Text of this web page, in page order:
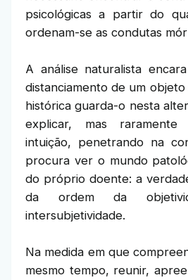
psicológicas a partir do
ordenam-se as condutas
A análise naturalista
distanciamento de um
histórica guarda-o nesta
explicar, mas raramente
intuição, penetrando na
procura ver o mundo
do próprio doente: a
da ordem da
intersubjetividade.
Na medida em que
mesmo tempo, reunir,